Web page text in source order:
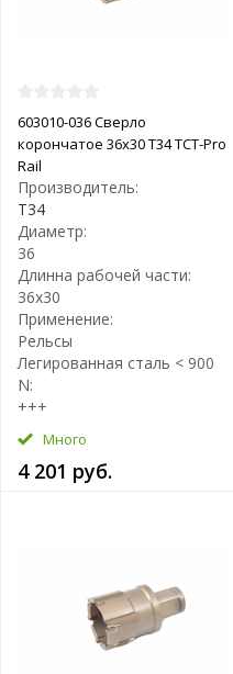
603010-036 Сверло
корончатое 36х30 T34 TCT-Pro
Rail
Производитель:
T34
Диаметр:
36
Длинна рабочей части:
36х30
Применение:
Рельсы
Легированная сталь < 900
N:
+++
Много
4 201 руб.